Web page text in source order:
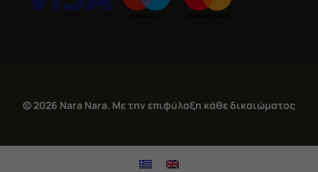
© 2026 Nara Nara. Με την επιφύλαξη κάθε δικαιώματος